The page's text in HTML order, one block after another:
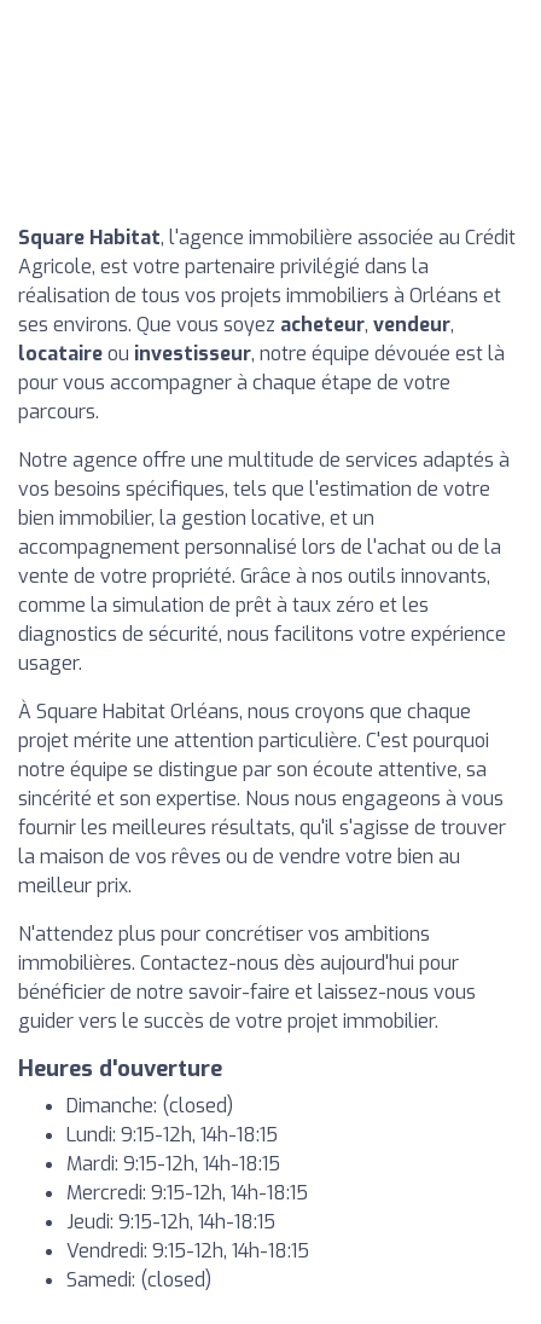
Square Habitat, l'agence immobilière associée au Crédit
Agricole, est votre partenaire privilégié dans la
réalisation de tous vos projets immobiliers à Orléans et
ses environs. Que vous soyez acheteur, vendeur,
locataireou investisseur, notre équipe dévouée est là
pour vous accompagner à chaque étape de votre
parcours.
Notre agence offre une multitude de services adaptés à
vos besoins spécifiques, tels que l'estimation de votre
bien immobilier, la gestion locative, et un
accompagnement personnalisé lors de l'achat ou de la
vente de votre propriété. Grâce à nos outils innovants,
comme la simulation de prêt à taux zéro et les
diagnostics de sécurité, nous facilitons votre expérience
usager.
À Square Habitat Orléans, nous croyons que chaque
projet mérite une attention particulière. C'est pourquoi
notre équipe se distingue par son écoute attentive, sa
sincérité et son expertise. Nous nous engageons à vous
fournir les meilleures résultats, qu'il s'agisse de trouver
la maison de vos rêves ou de vendre votre bien au
meilleur prix.
N'attendez plus pour concrétiser vos ambitions
immobilières. Contactez-nous dès aujourd'hui pour
bénéficier de notre savoir-faire et laissez-nous vous
guider vers le succès de votre projet immobilier.
Heures d'ouverture
Dimanche: (closed)
Lundi: 9:15-12h, 14h-18:15
Mardi: 9:15-12h, 14h-18:15
Mercredi: 9:15-12h, 14h-18:15
Jeudi: 9:15-12h, 14h-18:15
Vendredi: 9:15-12h, 14h-18:15
Samedi: (closed)